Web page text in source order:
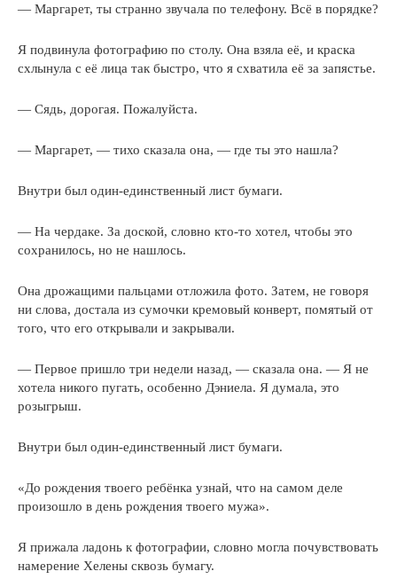
— Маргарет, ты странно звучала по телефону. Всё в порядке?
Я подвинула фотографию по столу. Она взяла её, и краска
схлынула с её лица так быстро, что я схватила её за запястье.
— Сядь, дорогая. Пожалуйста.
— Маргарет, — тихо сказала она, — где ты это нашла?
Внутри был один-единственный лист бумаги.
— На чердаке. За доской, словно кто-то хотел, чтобы это
сохранилось, но не нашлось.
Она дрожащими пальцами отложила фото. Затем, не говоря
ни слова, достала из сумочки кремовый конверт, помятый от
того, что его открывали и закрывали.
— Первое пришло три недели назад, — сказала она. — Я не
хотела никого пугать, особенно Дэниела. Я думала, это
розыгрыш.
Внутри был один-единственный лист бумаги.
«До рождения твоего ребёнка узнай, что на самом деле
произошло в день рождения твоего мужа».
Я прижала ладонь к фотографии, словно могла почувствовать
намерение Хелены сквозь бумагу.